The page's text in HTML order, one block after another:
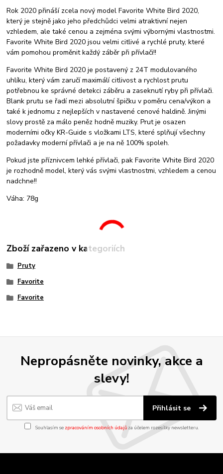
Rok 2020 přináší zcela nový model Favorite White Bird 2020,
který je stejně jako jeho předchůdci velmi atraktivní nejen
vzhledem, ale také cenou a zejména svými výbornými vlastnostmi.
Favorite White Bird 2020 jsou velmi citlivé a rychlé pruty, které
vám pomohou proměnit každý záběr při přívlači!!
Favorite White Bird 2020 je postavený z 24T modulovaného
uhlíku, který vám zaručí maximálí citlivost a rychlost prutu
potřebnou ke správné detekci záběru a zaseknutí ryby při přívlači.
Blank prutu se řadí mezi absolutní špičku v poměru cena/výkon a
také k jednomu z nejlepších v nastavené cenové haldině. Jinými
slovy prostě za málo peněz hodně muziky. Prut je osazen
moderními očky KR-Guide s vložkami LTS, které splňují všechny
požadavky moderní přívlači a je na ně 100% spoleh.
Pokud jste příznivcem lehké přívlači, pak Favorite White Bird 2020
je rozhodně model, který vás svými vlastnostmi, vzhledem a cenou
nadchne!!
Váha: 78g
Zboží zařazeno v kategoriích
Pruty
Favorite
Favorite
Nepropásněte novinky, akce a
slevy!
Přihlásit se
Souhlasím se zpracováním osobních údajůza účelem rozesílky newsletteru.